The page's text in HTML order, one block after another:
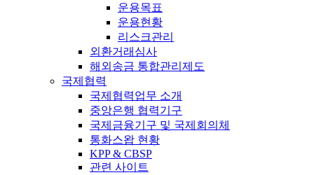
운용목표
운용현황
리스크관리
외환거래심사
해외송금 통합관리제도
국제협력
국제협력업무 소개
중앙은행 협력기구
국제금융기구 및 국제회의체
통화스왑 현황
KPP & CBSP
관련 사이트